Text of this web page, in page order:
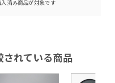
済み商品が対象です
されている商品